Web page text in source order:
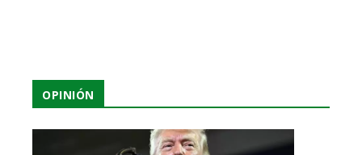
OPINIÓN